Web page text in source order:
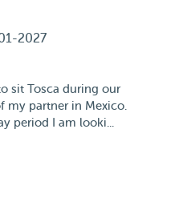
2027
sit Tosca during our
my partner in Mexico.
period I am looki...